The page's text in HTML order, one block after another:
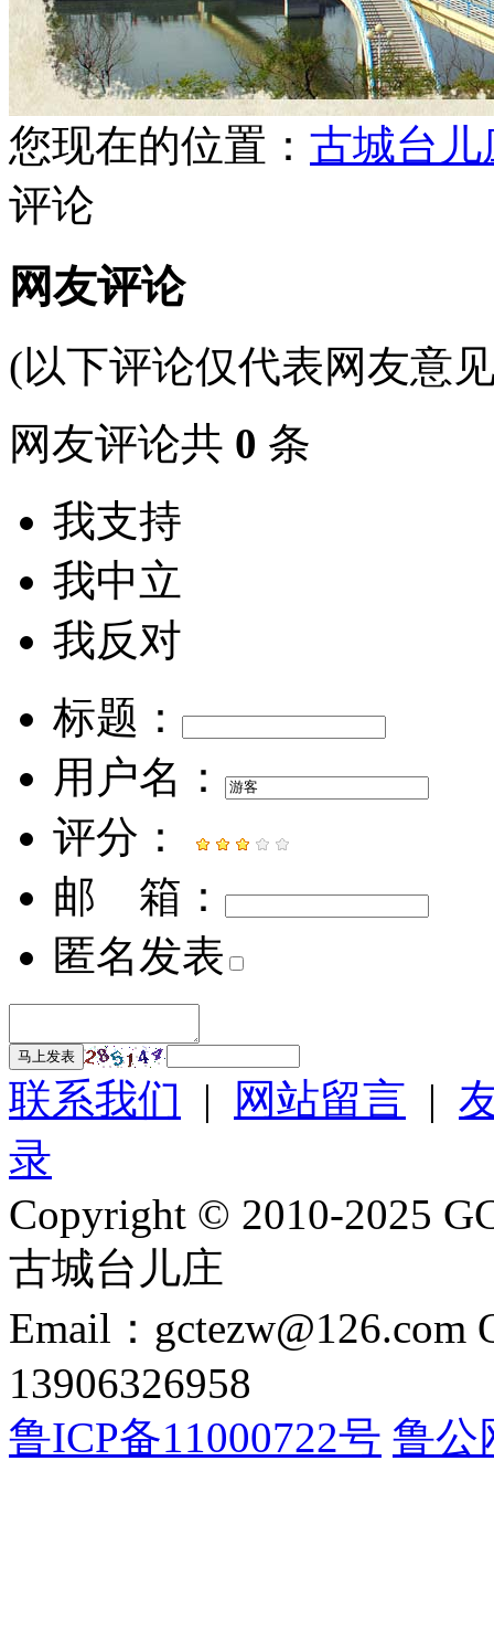
您现在的位置： 古城台儿
评论
网友评论
(以下评论仅代表网友意
网友评论共 0 条
我支持
我中立
我反对
标题：
用户名：
评分：
邮 箱：
匿名发表
马上发表
联系我们 | 网站留言 |
录
Copyright © 2010-2025
古城台儿庄
Email：gctezw@126.com
13906326958
鲁ICP备11000722号 鲁公